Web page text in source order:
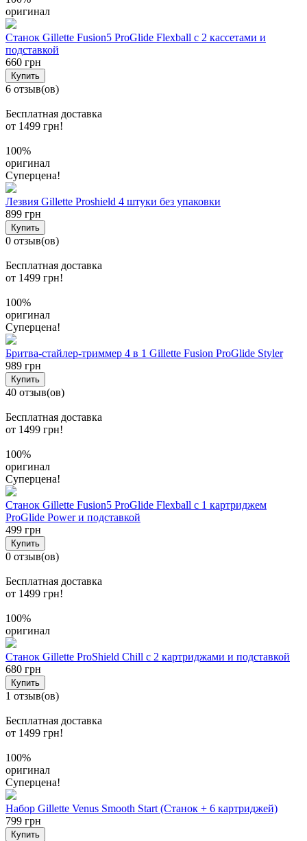
оригинал
Станок Gillette Fusion5 ProGlide Flexball с 2 кассетами и
подставкой
660 грн
Купить
6 отзыв(ов)
Бесплатная доставка
от 1499 грн!
100%
оригинал
Суперцена!
Лезвия Gillette Proshield 4 штуки без упаковки
899 грн
Купить
0 отзыв(ов)
Бесплатная доставка
от 1499 грн!
100%
оригинал
Суперцена!
Бритва-стайлер-триммер 4 в 1 Gillette Fusion ProGlide Styler
989 грн
Купить
40 отзыв(ов)
Бесплатная доставка
от 1499 грн!
100%
оригинал
Суперцена!
Станок Gillette Fusion5 ProGlide Flexball с 1 картриджем
ProGlide Power и подставкой
499 грн
Купить
0 отзыв(ов)
Бесплатная доставка
от 1499 грн!
100%
оригинал
Станок Gillette ProShield Chill c 2 картриджами и подставкой
680 грн
Купить
1 отзыв(ов)
Бесплатная доставка
от 1499 грн!
100%
оригинал
Суперцена!
Набор Gillette Venus Smooth Start (Станок + 6 картриджей)
799 грн
Купить